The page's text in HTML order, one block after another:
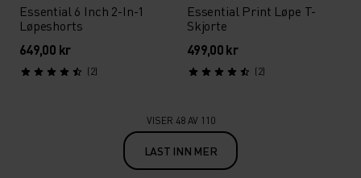
Essential 6 Inch 2-In-1
Løpeshorts
649,00 kr
(2)
Essential Print Løpe T-
Skjorte
499,00 kr
(2)
VISER 48 AV 110
LAST INN MER